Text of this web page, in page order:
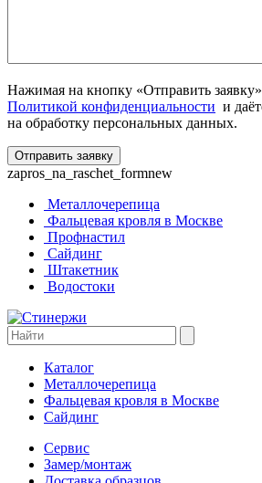
Нажимая на кнопку «Отправить
Политикой конфиденциальности и
на обработку персональных данных.
zapros_na_raschet_formnew
Металлочерепица
Фальцевая кровля в Москве
Профнастил
Сайдинг
Штакетник
Водостоки
Каталог
Металлочерепица
Фальцевая кровля в Москве
Сайдинг
Сервис
Замер/монтаж